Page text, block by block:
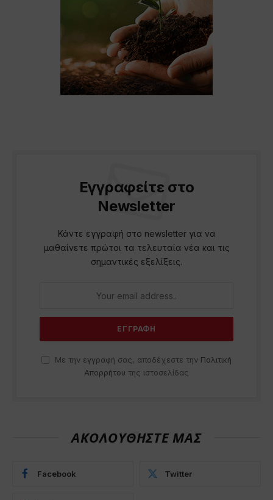
Εγγραφείτε στο
Newsletter
Κάντε εγγραφή στο newsletter για να
μαθαίνετε πρώτοι τα τελευταία νέα και τις
σημαντικές εξελίξεις.
Με την εγγραφή σας, αποδέχεστε την Πολιτική
Απορρήτου της ιστοσελίδας
ΑΚΟΛΟΥΘΗΣΤΕ ΜΑΣ
Facebook Twitter